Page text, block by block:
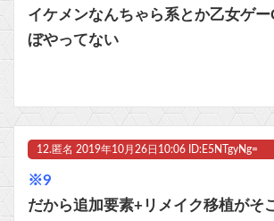
イケメンなんちゃら系とか乙女ゲー
ぼやってない
12. 匿名 2019年10月26日10:06 ID:E5NTgyNg=
※9
だから追加要素+リメイク移植がそ